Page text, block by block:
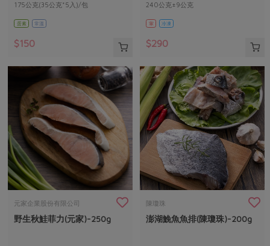
調理食材・點心
調味醬料/南北貨 烘焙
居家好物
美妝保養 個人清潔
家庭清潔 織品
日用品 圖書禮品
醬料
湯品．鍋物
涼拌沙拉
飲品
主題食譜
異國料理
年菜食譜
合作25-精選產品第四彈
更多當季產品
議題活動
主婦聯盟X樂齡網特約優惠案
30%rPET紅烏龍茶
2024農業發展計畫年度報告
更多議題活動
傳到心坎裡，誠心又澎派
減硝酸鹽
減塑減廢
公益金 食農教育
更多議題
生活者e週報
綠主張月刊
典藏閱覽室
自主把關
檢驗報告
硝酸鹽檢驗
社員權益
合作社法規
社務專區
選舉專區
媒體報導
175公克(35公克*5入)/包
蛋素 常溫
$150
240公克±9公克
葷 冷凍
$290
元家企業股份有限公司
野生秋鮭菲力(元家)-250g
陳瓊珠
澎湖鮸魚魚排(陳瓊珠)-200g